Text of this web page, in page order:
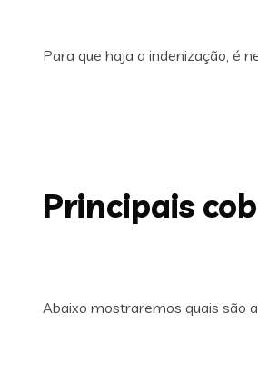
Para que haja a indenização, é
Principais
Abaixo mostraremos quais são